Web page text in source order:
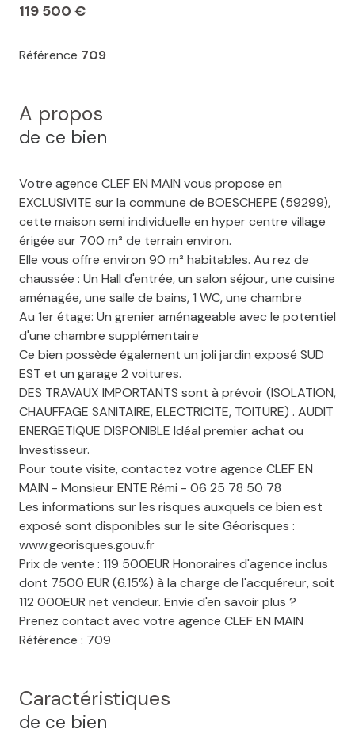
119 500 €
Référence 709
A propos
de ce bien
Votre agence CLEF EN MAIN vous propose en
EXCLUSIVITE sur la commune de BOESCHEPE (59299),
cette maison semi individuelle en hyper centre village
érigée sur 700 m² de terrain environ.
Elle vous offre environ 90 m² habitables. Au rez de
chaussée : Un Hall d'entrée, un salon séjour, une cuisine
aménagée, une salle de bains, 1 WC, une chambre
Au 1er étage: Un grenier aménageable avec le potentiel
d'une chambre supplémentaire
Ce bien possède également un joli jardin exposé SUD
EST et un garage 2 voitures.
DES TRAVAUX IMPORTANTS sont à prévoir (ISOLATION,
CHAUFFAGE SANITAIRE, ELECTRICITE, TOITURE) . AUDIT
ENERGETIQUE DISPONIBLE Idéal premier achat ou
Investisseur.
Pour toute visite, contactez votre agence CLEF EN
MAIN - Monsieur ENTE Rémi - 06 25 78 50 78
Les informations sur les risques auxquels ce bien est
exposé sont disponibles sur le site Géorisques :
www.georisques.gouv.fr
Prix de vente : 119 500EUR Honoraires d'agence inclus
dont 7500 EUR (6.15%) à la charge de l'acquéreur, soit
112 000EUR net vendeur. Envie d'en savoir plus ?
Prenez contact avec votre agence CLEF EN MAIN
Référence : 709
Caractéristiques
de ce bien